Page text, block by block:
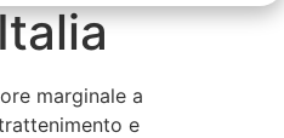
marginale a
e